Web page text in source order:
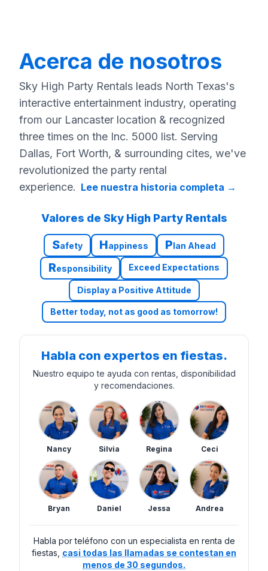
Acerca de nosotros
Sky High Party Rentals leads North Texas's
interactive entertainment industry, operating
from our Lancaster location & recognized
three times on the Inc. 5000 list. Serving
Dallas, Fort Worth, & surrounding cites, we've
revolutionized the party rental
experience. Lee nuestra historia completa →
Valores de Sky High Party Rentals
Safety Happiness Plan Ahead
Responsibility Exceed Expectations
Display a Positive Attitude
Better today, not as good as tomorrow!
Habla con expertos en fiestas.
Nuestro equipo te ayuda con rentas, disponibilidad
y recomendaciones.
Nancy Silvia Regina Ceci
Bryan Daniel Jessa Andrea
Habla por teléfono con un especialista en renta de
fiestas, casi todas las llamadas se contestan en
menos de 30 segundos.